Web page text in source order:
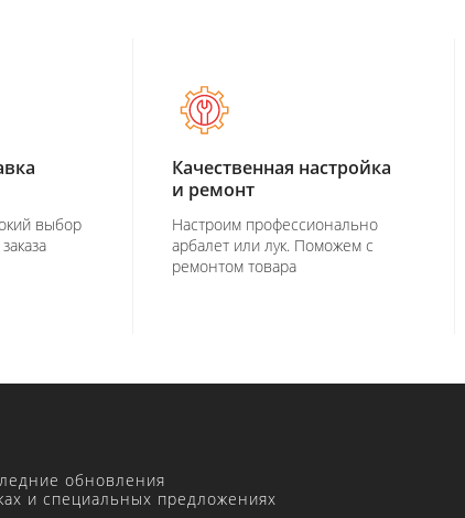
выбор
Качественная настройка
и ремонт
Настроим профессионально
арбалет или лук. Поможем с
ремонтом товара
обновления
и специальных предложениях